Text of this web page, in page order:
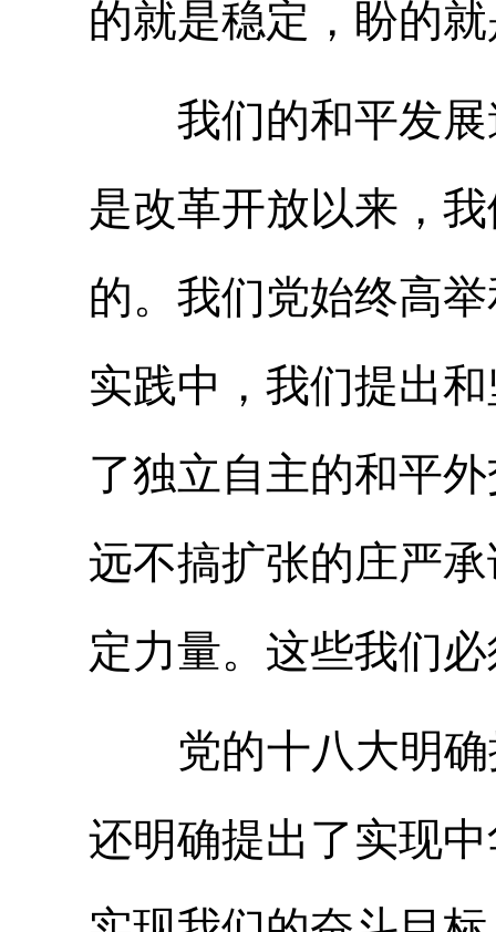
的就是稳定，盼的
我们的和平发展
是改革开放以来，
的。我们党始终高
实践中，我们提出
了独立自主的和平
远不搞扩张的庄严
定力量。这些我们
党的十八大明确
还明确提出了实现